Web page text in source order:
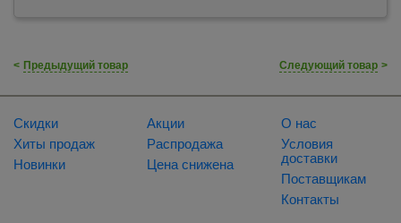
< Предыдущий товар Следующий товар >
Скидки
Хиты продаж
Новинки
Акции
Распродажа
Цена снижена
О нас
Условия
доставки
Поставщикам
Контакты